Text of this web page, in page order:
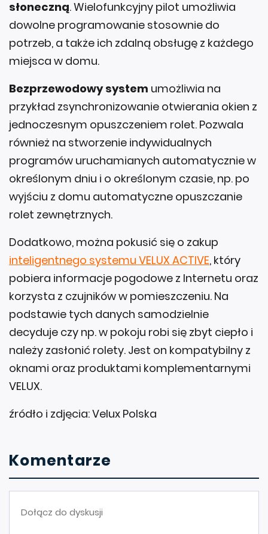
dowolne programowanie stosownie do
potrzeb, a także ich zdalną obsługę z każdego
miejsca w domu.
Bezprzewodowy system
przykład zsynchronizowanie otwierania okien z
jednoczesnym opuszczeniem rolet. Pozwala
również na stworzenie indywidualnych
programów uruchamianych automatycznie w
określonym dniu i o określonym czasie, np. po
wyjściu z domu automatyczne opuszczanie
rolet zewnętrznych.
Dodatkowo, można pokusić się o zakup
inteligentnego systemu VELUX ACTIVE, który
pobiera informacje pogodowe z Internetu oraz
korzysta z czujników w pomieszczeniu. Na
podstawie tych danych samodzielnie
decyduje czy np. w pokoju robi się zbyt ciepło i
należy zasłonić rolety. Jest on kompatybilny z
oknami oraz produktami komplementarnymi
VELUX.